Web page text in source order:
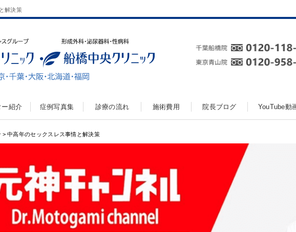
解決策
ー紹介 症例写真集 診療の流れ 施術費用 院長ブログ YouTube動
> 中高年のセックスレス事情と解決策